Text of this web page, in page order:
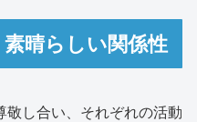
晴らしい関係性
敬し合い、それぞれの活動